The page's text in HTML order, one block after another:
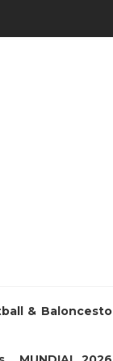
& Baloncesto